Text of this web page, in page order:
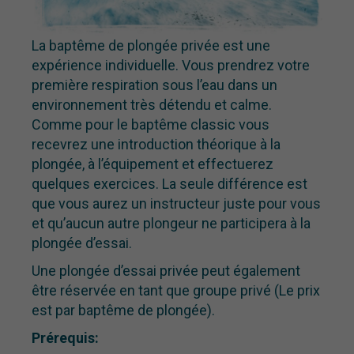
La baptême de plongée privée est une
expérience individuelle. Vous prendrez votre
première respiration sous l’eau dans un
environnement très détendu et calme.
Comme pour le baptême classic vous
recevrez une introduction théorique à la
plongée, à l’équipement et effectuerez
quelques exercices. La seule différence est
que vous aurez un instructeur juste pour vous
et qu’aucun autre plongeur ne participera à la
plongée d’essai.
Une plongée d’essai privée peut également
être réservée en tant que groupe privé (Le prix
est par baptême de plongée).
Prérequis: